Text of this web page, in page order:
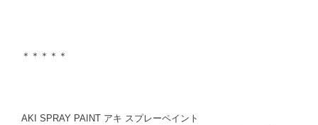
＊＊＊＊＊
AKI SPRAY PAINT アキ スプレーペイント